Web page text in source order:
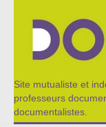
Site mutualiste et
professeurs
documentalistes.